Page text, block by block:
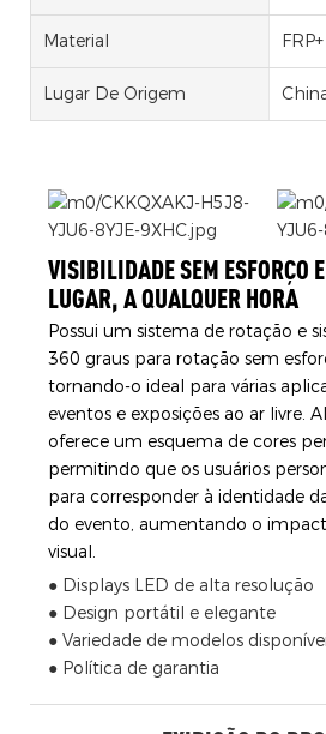
Material FRP+
Lugar De Origem
VISIBILIDADE SEM ESFORÇO
LUGAR, A QUALQUER HORA
Possui um sistema de rotação e
360 ​​graus para rotação sem
tornando-o ideal para várias
eventos e exposições ao ar livre.
oferece um esquema de cores
permitindo que os usuários
para corresponder à identidade
do evento, aumentando o
visual.
● Displays LED de alta resolução
● Design portátil e elegante
● Variedade de modelos
● Política de garantia